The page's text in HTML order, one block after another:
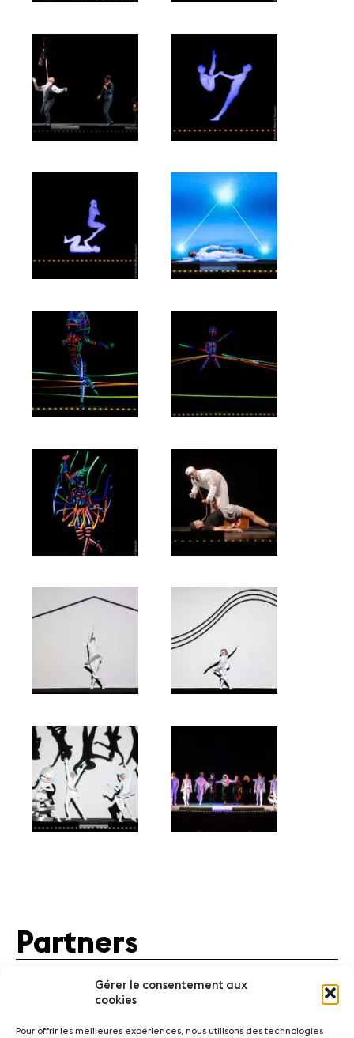
Gérer le consentement aux
cookies
Pour offrir les meilleures expériences, nous utilisons des technologies
Partners